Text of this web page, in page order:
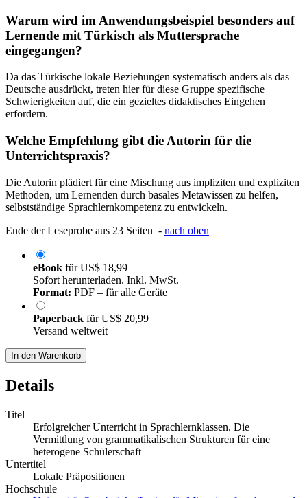
Warum wird im Anwendungsbeispiel besonders auf
Lernende mit Türkisch als Muttersprache
eingegangen?
Da das Türkische lokale Beziehungen systematisch anders als das
Deutsche ausdrückt, treten hier für diese Gruppe spezifische
Schwierigkeiten auf, die ein gezieltes didaktisches Eingehen
erfordern.
Welche Empfehlung gibt die Autorin für die
Unterrichtspraxis?
Die Autorin plädiert für eine Mischung aus impliziten und expliziten
Methoden, um Lernenden durch basales Metawissen zu helfen,
selbstständige Sprachlernkompetenz zu entwickeln.
Ende der Leseprobe aus 23 Seiten - nach oben
eBook fürUS$ 18,99
Sofort herunterladen. Inkl. MwSt.
Format: PDF – für alle Geräte
Paperback fürUS$ 20,99
Versand weltweit
In den Warenkorb
Details
Titel
Erfolgreicher Unterricht in Sprachlernklassen. Die
Vermittlung von grammatikalischen Strukturen für eine
heterogene Schülerschaft
Untertitel
Lokale Präpositionen
Hochschule